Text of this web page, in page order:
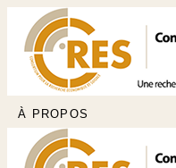
À PROPOS